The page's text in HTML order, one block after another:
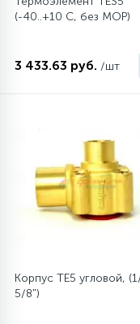
Стекла люка
Суппорты
ТЭНы
(-40..+10 C, без MOP)
3 433.63 руб. /шт
Корпус TE5 угловой,
5/8")